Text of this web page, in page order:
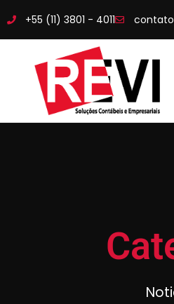
+55 (11) 3801 - 4011